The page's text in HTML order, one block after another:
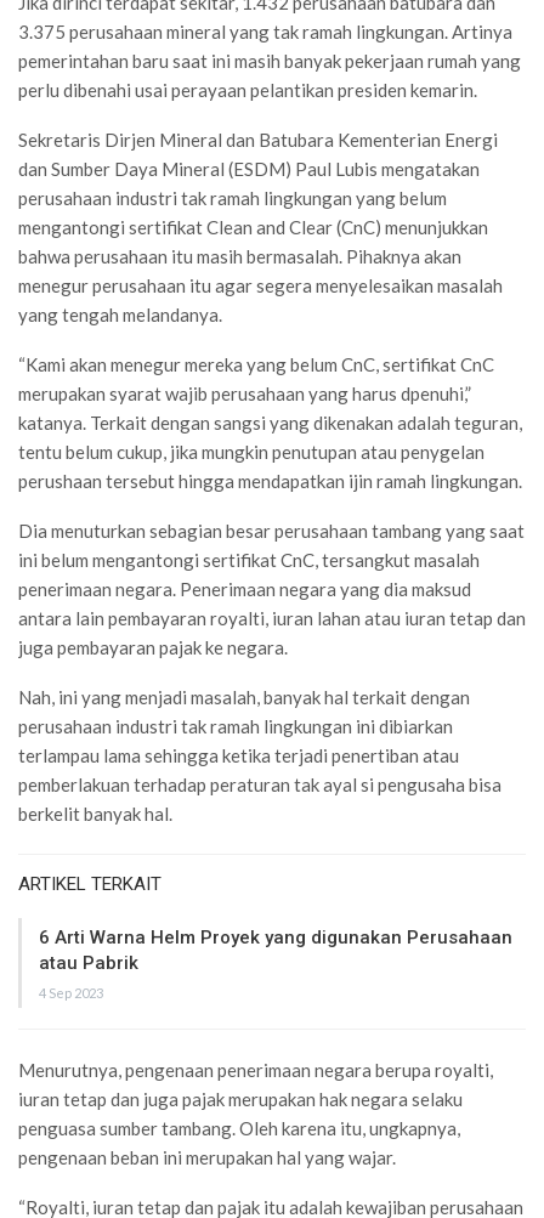
3.375 perusahaan mineral yang tak ramah lingkungan. Artinya
pemerintahan baru saat ini masih banyak pekerjaan rumah yang
perlu dibenahi usai perayaan pelantikan presiden kemarin.
Sekretaris Dirjen Mineral dan Batubara Kementerian Energi
dan Sumber Daya Mineral (ESDM) Paul Lubis mengatakan
perusahaan industri tak ramah lingkungan yang belum
mengantongi sertifikat Clean and Clear (CnC) menunjukkan
bahwa perusahaan itu masih bermasalah. Pihaknya akan
menegur perusahaan itu agar segera menyelesaikan masalah
yang tengah melandanya.
“Kami akan menegur mereka yang belum CnC, sertifikat CnC
merupakan syarat wajib perusahaan yang harus dpenuhi,”
katanya. Terkait dengan sangsi yang dikenakan adalah teguran,
tentu belum cukup, jika mungkin penutupan atau penygelan
perushaan tersebut hingga mendapatkan ijin ramah lingkungan.
Dia menuturkan sebagian besar perusahaan tambang yang saat
ini belum mengantongi sertifikat CnC, tersangkut masalah
penerimaan negara. Penerimaan negara yang dia maksud
antara lain pembayaran royalti, iuran lahan atau iuran tetap dan
juga pembayaran pajak ke negara.
Nah, ini yang menjadi masalah, banyak hal terkait dengan
perusahaan industri tak ramah lingkungan ini dibiarkan
terlampau lama sehingga ketika terjadi penertiban atau
pemberlakuan terhadap peraturan tak ayal si pengusaha bisa
berkelit banyak hal.
ARTIKEL TERKAIT
6 Arti Warna Helm Proyek yang digunakan Perusahaan
atau Pabrik
4 Sep 2023
Menurutnya, pengenaan penerimaan negara berupa royalti,
iuran tetap dan juga pajak merupakan hak negara selaku
penguasa sumber tambang. Oleh karena itu, ungkapnya,
pengenaan beban ini merupakan hal yang wajar.
“Royalti, iuran tetap dan pajak itu adalah kewajiban perusahaan